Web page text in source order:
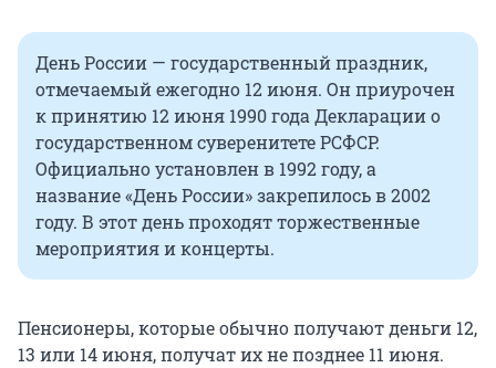
День России — государственный праздник,
отмечаемый ежегодно 12 июня. Он приурочен
к принятию 12 июня 1990 года Декларации о
государственном суверенитете РСФСР.
Официально установлен в 1992 году, а
название «День России» закрепилось в 2002
году. В этот день проходят торжественные
мероприятия и концерты.
Пенсионеры, которые обычно получают деньги 12,
13 или 14 июня, получат их не позднее 11 июня.